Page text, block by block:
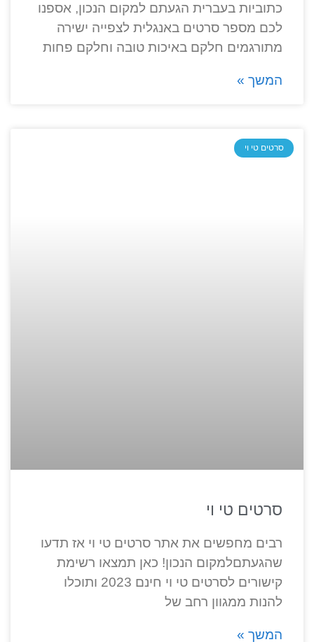
כתוביות בעברית הגעתם למקום הנכון, אספנו
לכם מספר סרטים באנגלית לצפייה ישירה
מתורגמים חלקם באיכות טובה וחלקם פחות
המשך »
סרטים טי וי
סרטים טי וי
רבים מחפשים את אתר סרטים טי וי אז תדעו
שהגעתםלמקום הנכון! כאן תמצאו רשימת
קישורים לסרטים טי וי חינם 2023 ותוכלו
להנות ממגוון רחב של
המשך »